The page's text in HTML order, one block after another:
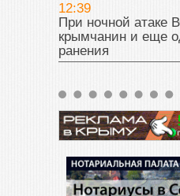
12:39
При ночной атаке
крымчанин и еще
ранения